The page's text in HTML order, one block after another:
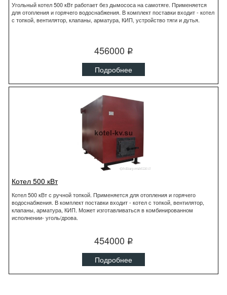
Угольный котел 500 кВт работает без дымососа на самотяге. Применяется
для отопления и горячего водоснабжения. В комплект поставки входит - котел
с топкой, вентилятор, клапаны, арматура, КИП, устройство тяги и дутья.
456000 q
Подробнее
Котел 500 кВт
Котел 500 кВт с ручной топкой. Применяется для отопления и горячего
водоснабжения. В комплект поставки входит - котел с топкой, вентилятор,
клапаны, арматура, КИП. Может изготавливаться в комбинированном
исполнении- уголь/дрова.
454000 q
Подробнее